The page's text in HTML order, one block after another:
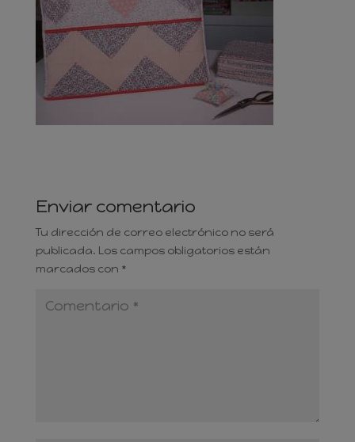
Enviar comentario
Tu dirección de correo electrónico no será
publicada. Los campos obligatorios están
marcados con *